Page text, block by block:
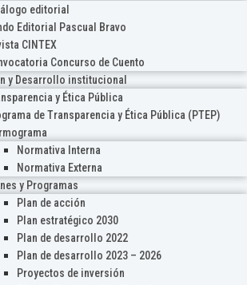
editorial
Editorial Pascual Bravo
CINTEX
Concurso de Cuento
y Desarrollo institucional
y Ética Pública
de Transparencia y Ética Pública (PTEP)
Normativa Interna
Normativa Externa
y Programas
Plan de acción
Plan estratégico 2030
Plan de desarrollo 2022
Plan de desarrollo 2023 – 2026
Proyectos de inversión